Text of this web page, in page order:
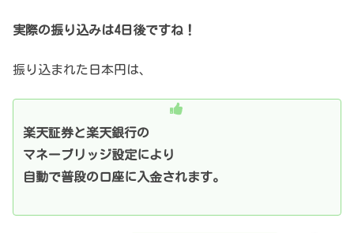
実際の振り込みは4日後ですね！
振り込まれた日本円は、
楽天証券と楽天銀行の
マネーブリッジ設定により
自動で普段の口座に入金されます。